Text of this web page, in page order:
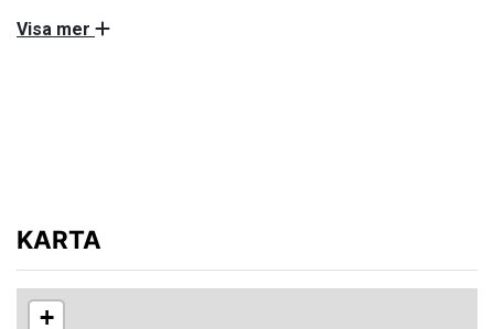
Sänglinne och handdukar ingår i priset.
något av rummen om så önskas. Kök, dusch och 2st
WC. Wifi finns. Hyresvärden bor inte i lägenheten
Ej rökning. Ej husdjur.
Visa mer
KARTA
+